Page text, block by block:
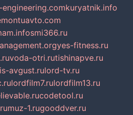
kuryatnik.info
smi366.ru
yes-fitness.ru
voda-otri.rutishinapve.ru
avgust.rulord-tv.ru
lordfilm7.rulordfilm13.ru
codetool.ru
muz-1.rugooddver.ru